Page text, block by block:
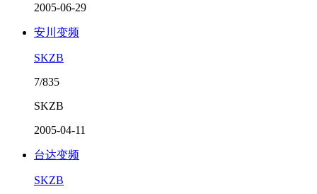
2005-06-29
安川变频
SKZB
7/835
SKZB
2005-04-11
台达变频
SKZB